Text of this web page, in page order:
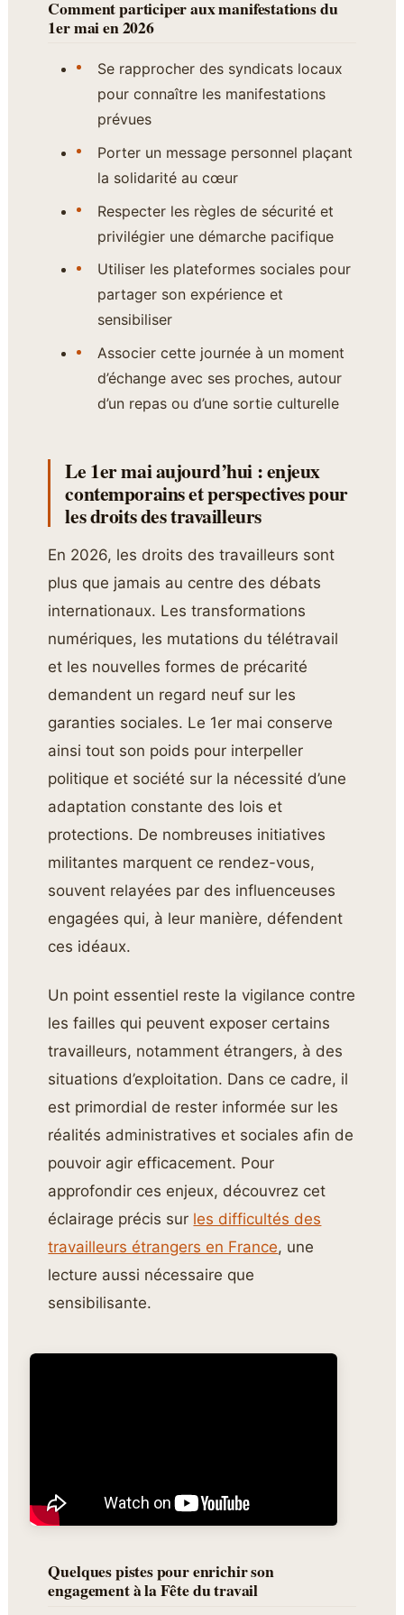
Comment participer aux manifestations du
1er mai en 2026
Se rapprocher des syndicats locaux
pour connaître les manifestations
prévues
Porter un message personnel plaçant
la solidarité au cœur
Respecter les règles de sécurité et
privilégier une démarche pacifique
Utiliser les plateformes sociales pour
partager son expérience et
sensibiliser
Associer cette journée à un moment
d’échange avec ses proches, autour
d’un repas ou d’une sortie culturelle
Le 1er mai aujourd’hui : enjeux
contemporains et perspectives pour
les droits des travailleurs
En 2026, les droits des travailleurs sont
plus que jamais au centre des débats
internationaux. Les transformations
numériques, les mutations du télétravail
et les nouvelles formes de précarité
demandent un regard neuf sur les
garanties sociales. Le 1er mai conserve
ainsi tout son poids pour interpeller
politique et société sur la nécessité d’une
adaptation constante des lois et
protections. De nombreuses initiatives
militantes marquent ce rendez-vous,
souvent relayées par des influenceuses
engagées qui, à leur manière, défendent
ces idéaux.
Un point essentiel reste la vigilance contre
les failles qui peuvent exposer certains
travailleurs, notamment étrangers, à des
situations d’exploitation. Dans ce cadre, il
est primordial de rester informée sur les
réalités administratives et sociales afin de
pouvoir agir efficacement. Pour
approfondir ces enjeux, découvrez cet
éclairage précis sur les difficultés des
travailleurs étrangers en France, une
lecture aussi nécessaire que
sensibilisante.
Quelques pistes pour enrichir son
engagement à la Fête du travail